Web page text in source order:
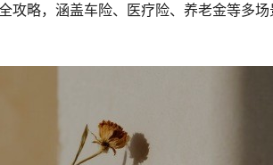
攻略，涵盖车险、医疗险、养老金等多